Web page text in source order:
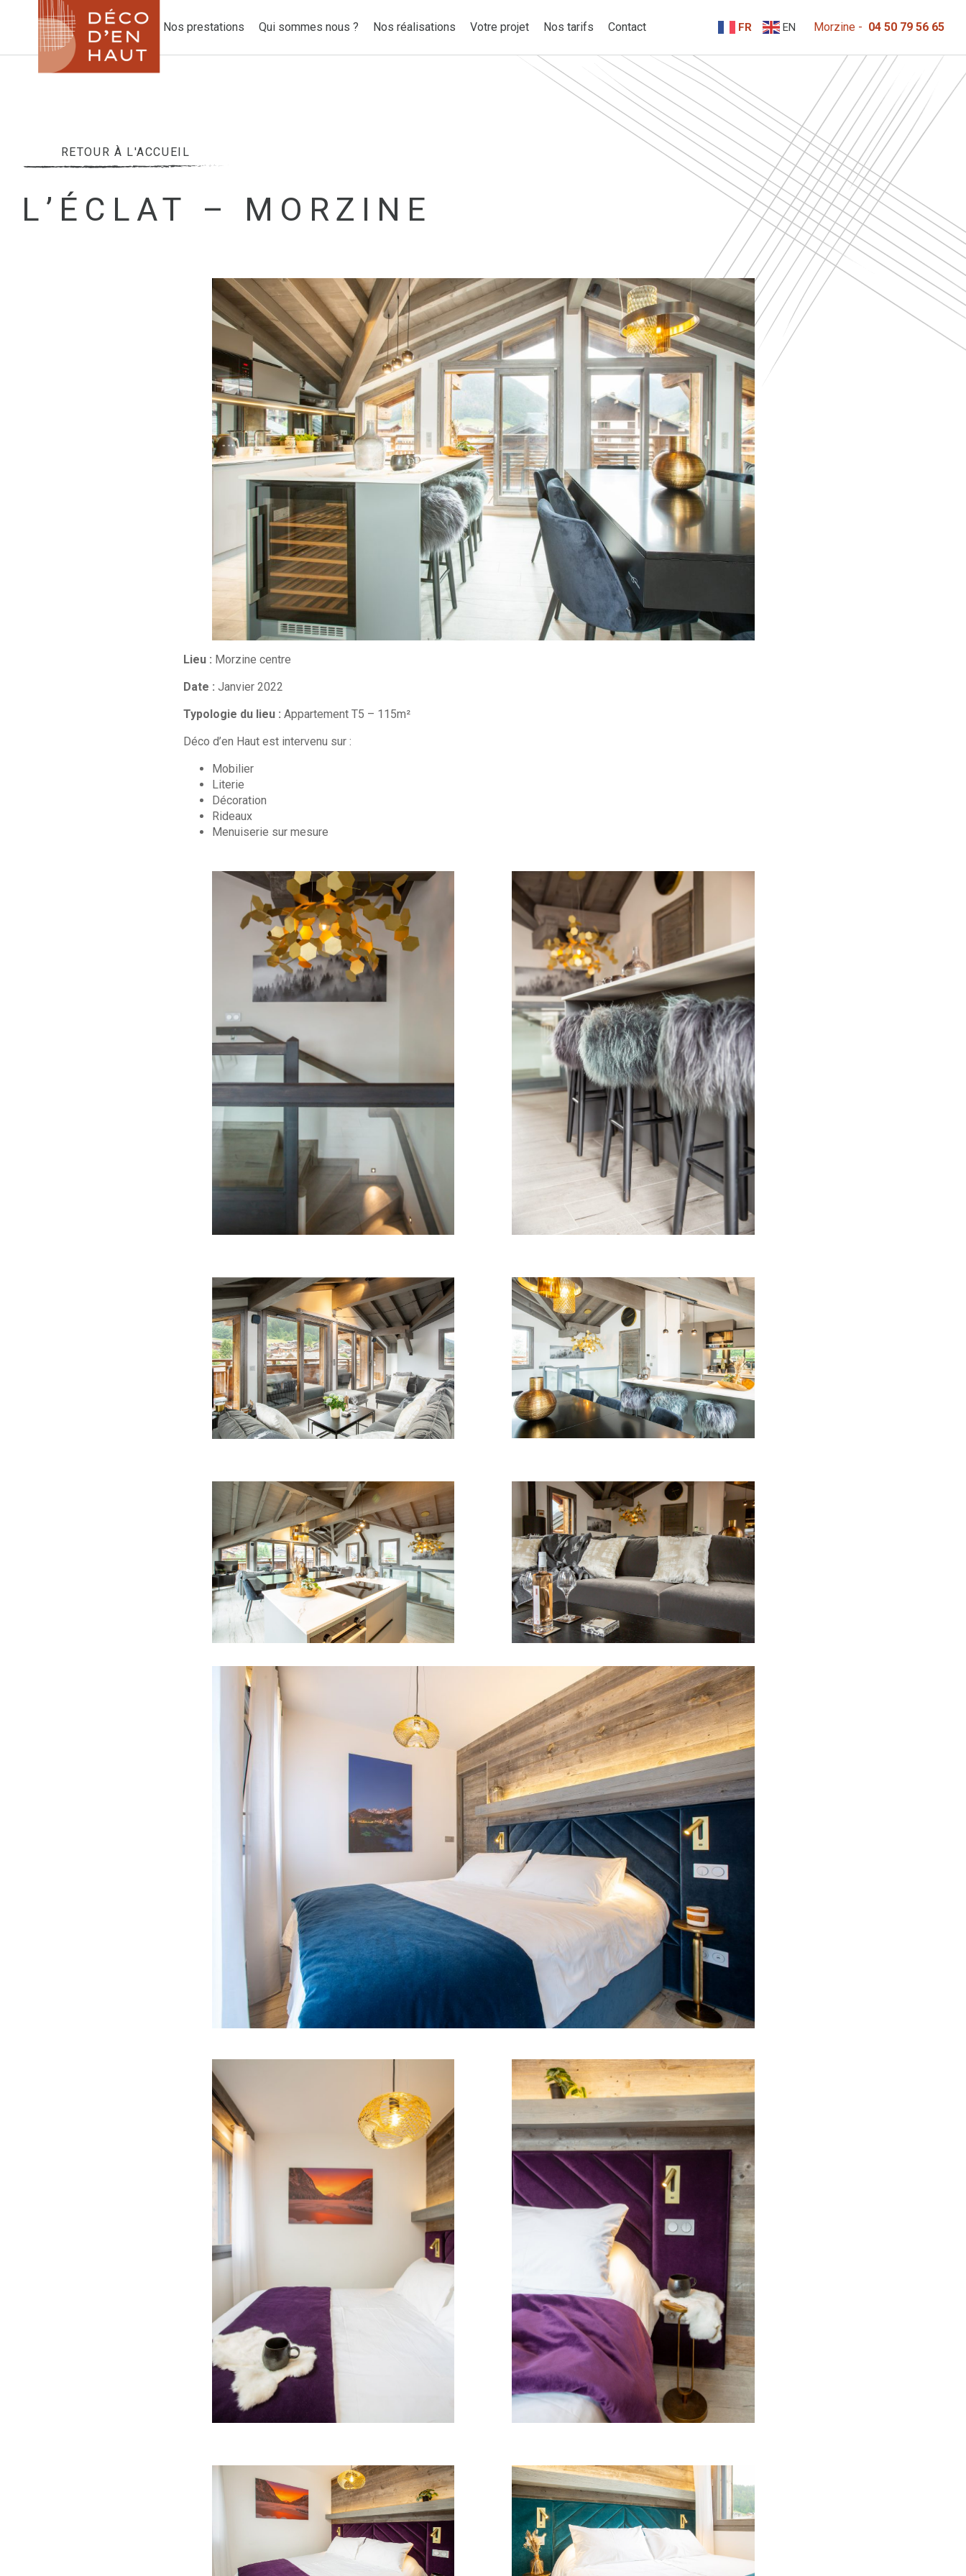
Nos prestations Qui sommes nous ? Nos réalisations Votre projet Nos tarifs Contact EN
FR Morzine - 04 50 79 56 65
RETOUR À L'ACCUEIL
L’ÉCLAT – MORZINE
Lieu : Morzine centre
Date : Janvier 2022
Typologie du lieu : Appartement T5 – 115m²
Déco d’en Haut est intervenu sur :
Mobilier
Literie
Décoration
Rideaux
Menuiserie sur mesure